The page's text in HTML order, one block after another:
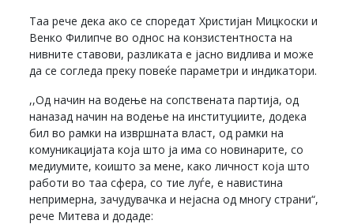
Таа рече дека ако се споредат Христијан Мицкоски и
Венко Филипче во однос на конзистентноста на
нивните ставови, разликата е јасно видлива и може
да се согледа преку повеќе параметри и индикатори.
,,Од начин на водење на сопствената партија, од
наназад начин на водење на институциите, додека
бил во рамки на извршната власт, од рамки на
комуникацијата која што ја има со новинарите, со
медиумите, коишто за мене, како личност која што
работи во таа сфера, со тие луѓе, е навистина
непримерна, зачудувачка и нејасна од многу страни“,
рече Митева и додаде: